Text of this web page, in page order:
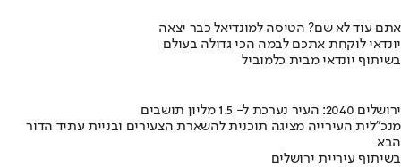
אתם עוד לא שם? הטיסה למונדיאל כבר יצאה
יונדאי לוקחת אתכם לבמה הכי גדולה בעולם
בשיתוף יונדאי מבית כלמוביל
ירושלים 2040: העיר נערכת ל- 1.5 מליון תושבים
מנכ"לית העירייה מציגה תוכנית להשארת הצעירים ובניית עתיד הדור
הבא
בשיתוף עיריית ירושלים